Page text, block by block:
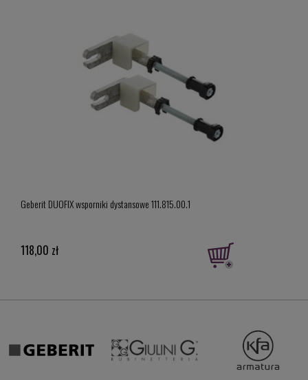
Geberit DUOFIX wsporniki dystansowe 111.815.00.1
118,00 zł